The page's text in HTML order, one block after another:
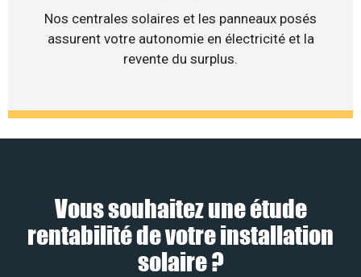
Nos centrales solaires et les panneaux posés
assurent votre autonomie en électricité et la
revente du surplus.
Vous souhaitez une étude
rentabilité de votre installation
solaire ?